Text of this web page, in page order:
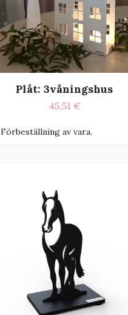
Plåt: 3våningshus
45,51 €
Förbeställning av vara.